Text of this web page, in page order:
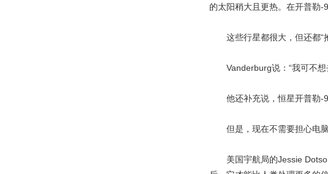
的太阳稍大且更热。在开普勒-
这些行星都很大，但还都“抱
Vanderburg说：“我可不想
他还补充说，恒星开普勒-90
但是，现在不需要担心电脑
美国宇航局的Jessie Dotson